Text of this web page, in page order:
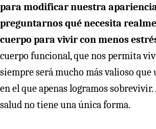
para modificar nuestra
preguntarnos qué necesita
cuerpo para vivir con menos
cuerpo funcional, que nos permita
siempre será mucho más valioso que
en el que apenas logramos
salud no tiene una única forma.